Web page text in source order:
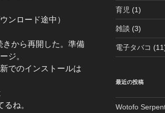
ンロード途中）
から再開した。準備
ジ。
でのインストールは
ね。
育児 (1)
雑談 (3)
電子タバコ
最近の投稿
Wotofo